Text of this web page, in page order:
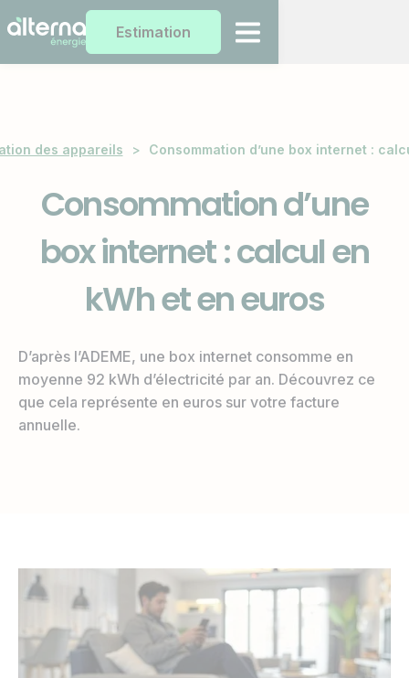
Estimation
des appareils > Consommation d’une box internet :
Consommation d’une
box internet : calcul en
kWh et en euros
D’après l’ADEME, une box internet consomme en
moyenne 92 kWh d’électricité par an. Découvrez ce
que cela représente en euros sur votre facture
annuelle.